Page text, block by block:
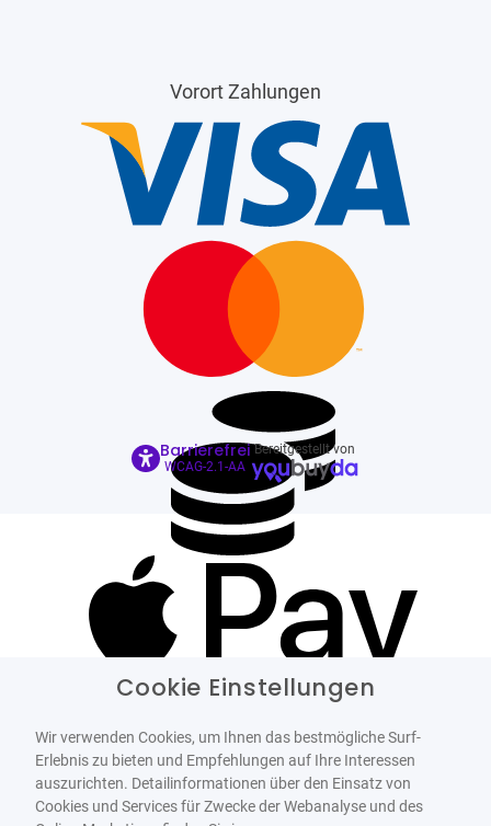
Vorort Zahlungen
Barrierefrei
WCAG-2.1-AA
Bereitgestellt von
Cookie Einstellungen
Wir verwenden Cookies, um Ihnen das bestmögliche Surf-
Erlebnis zu bieten und Empfehlungen auf Ihre Interessen
auszurichten. Detailinformationen über den Einsatz von
Cookies und Services für Zwecke der Webanalyse und des